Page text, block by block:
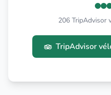
206 TripAdvisor
TripAdvisor